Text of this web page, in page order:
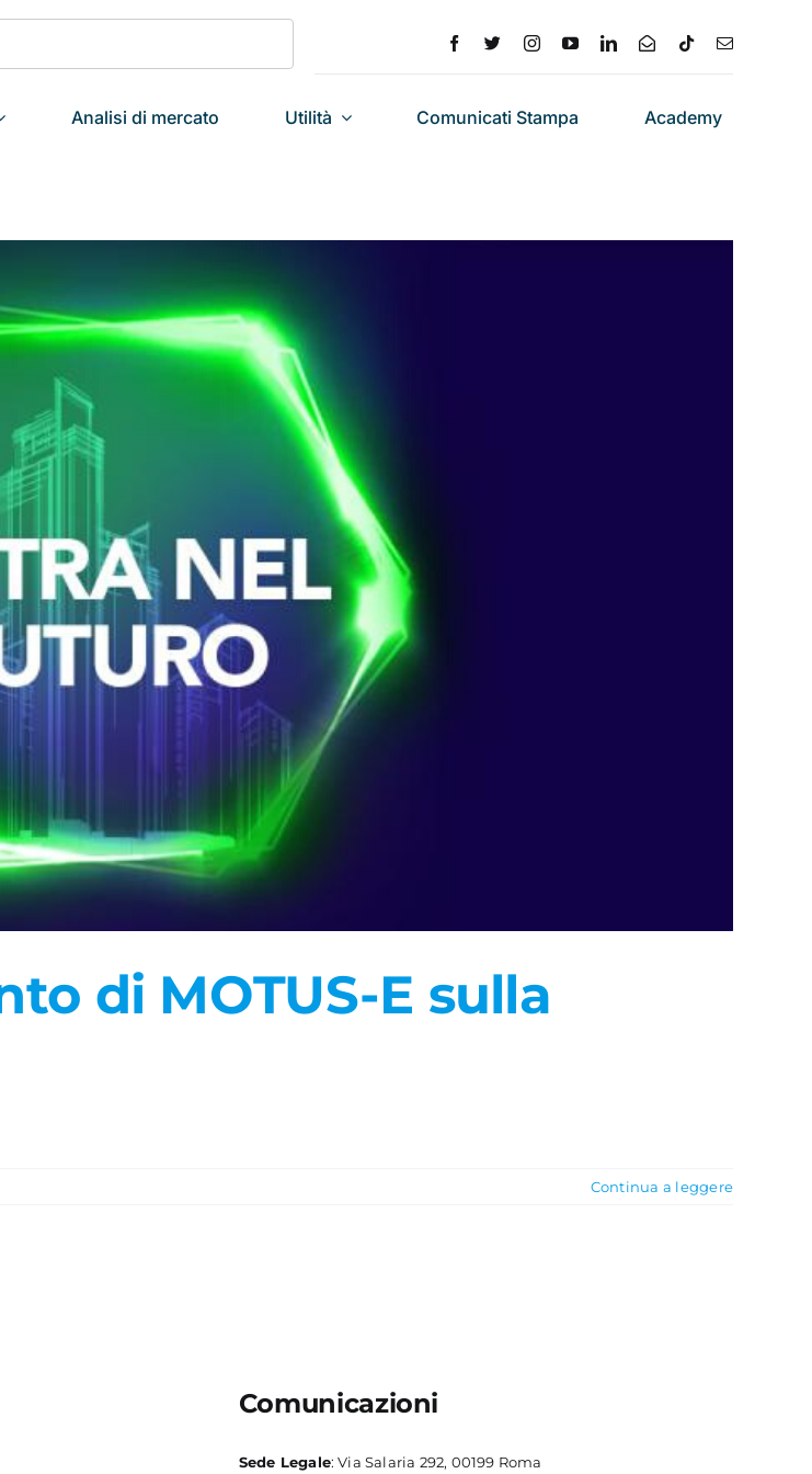
Analisi di mercato Utilità Comunicati Stampa Academy
di MOTUS-E sulla
Continua a leggere
Comunicazioni
Sede Legale: Via Salaria 292, 00199 Roma